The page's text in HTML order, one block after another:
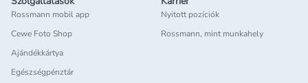
Rossmann mobil app
Cewe Foto Shop
Ajándékkártya
Egészségpénztár
Nyitott pozíciók
Rossmann, mint munkahely